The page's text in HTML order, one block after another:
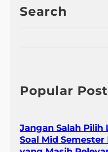
Search
h
Popular
Jangan Salah
Soal Mid Semester